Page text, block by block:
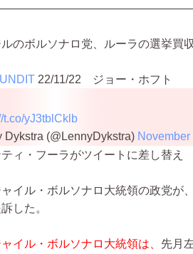
のボルソナロ党、ルーラの選挙買
22/11/22 ジョー・ホフト
t.co/yJ3tblCklb
(@LennyDykstra) November
ィ・フーラがツイートに差し替え
イル・ボルソナロ大統領の政党が
した。
イル・ボルソナロ大統領は、 先月